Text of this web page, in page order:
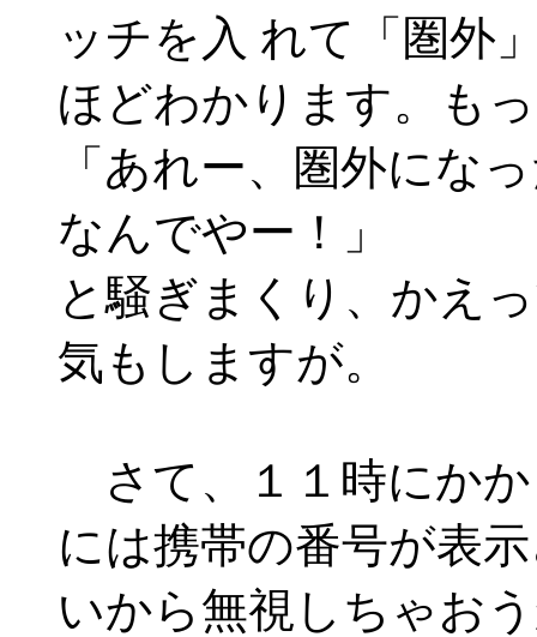
ッチを入 れて「圏外
ほどわかります。も
「あれー、圏外にな
なんでやー！」
と騒ぎまくり、かえ
気もしますが。
さて、１１時にか
には携帯の番号が表
いから無視しちゃお